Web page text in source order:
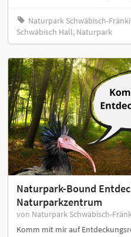
Naturpark Schwäbisch-
Schwäbisch Hall, Naturpark
Naturpark-Bound
Naturparkzentrum
von Naturpark Schwäbisch-
Komm mit mir auf